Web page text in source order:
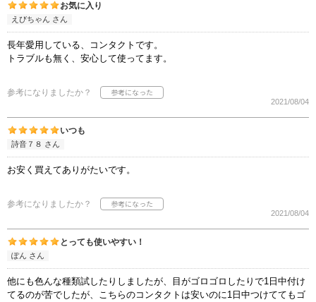
お気に入り
えびちゃん さん
長年愛用している、コンタクトです。
トラブルも無く、安心して使ってます。
参考になりましたか？
2021/08/04
いつも
詩音７８ さん
お安く買えてありがたいです。
参考になりましたか？
2021/08/04
とっても使いやすい！
ぽん さん
他にも色んな種類試したりしましたが、目がゴロゴロしたりで1日中付け
てるのが苦でしたが、こちらのコンタクトは安いのに1日中つけててもゴ